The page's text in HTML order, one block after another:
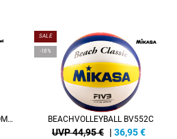
HMLCORE XK POLY SHORTS WOMAN
SALE
-18%
BEACHVOLLEYBALL BV552C
UVP 44,95 € | 36,95€